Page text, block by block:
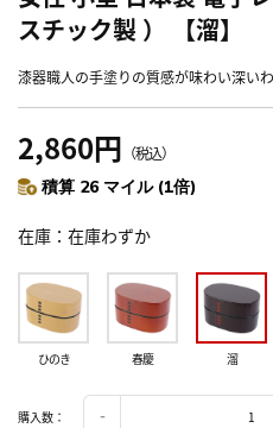
スチック製 ） 【溜】
漆器職人の手塗りの質感が味わい深い
2,860円 （税込）
積算 26 マイル (1倍)
在庫 在庫わずか
ひのき 春慶 溜
購入数：